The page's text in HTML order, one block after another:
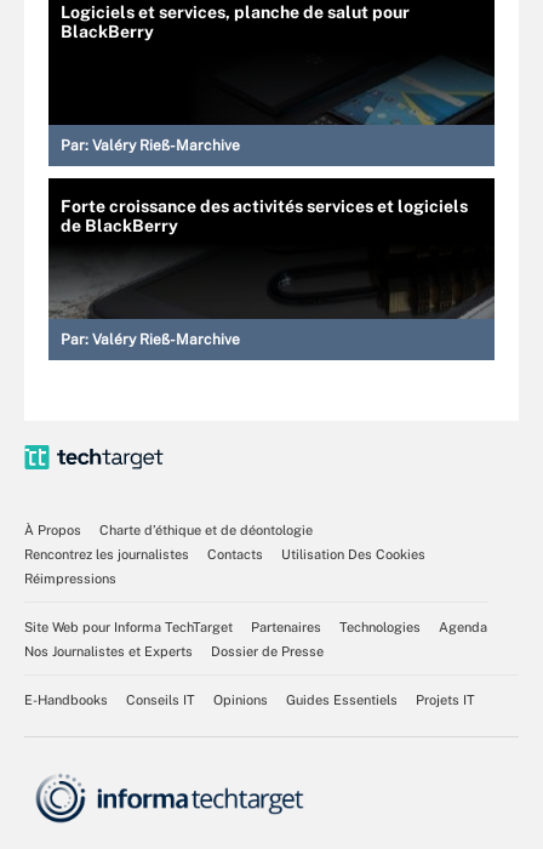
Logiciels et services, planche de salut pour
BlackBerry
Par: Valéry Rieß-Marchive
Forte croissance des activités services et logiciels
de BlackBerry
Par: Valéry Rieß-Marchive
À Propos
Charte d’éthique et de déontologie
Rencontrez les journalistes
Contacts
Utilisation Des Cookies
Réimpressions
Site Web pour Informa TechTarget Partenaires Technologies
Agenda
Nos Journalistes et Experts
Dossier de Presse
E-Handbooks Conseils IT Opinions Guides Essentiels Projets IT